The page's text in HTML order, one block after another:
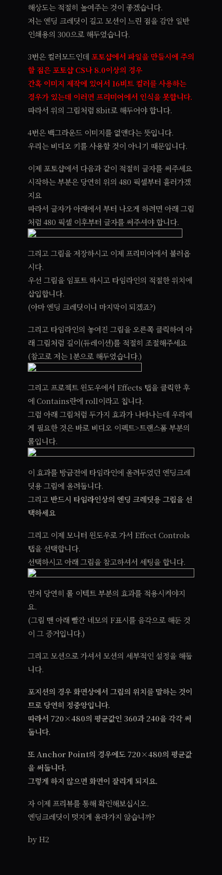
해상도는 적절히 높여주는 것이 좋겠습니다.
저는 엔딩 크레딧이 길고 모션이 느린 점을 감안 일반
인쇄용의 300으로 해두었습니다.
3번은 컬러모드인데 포토샵에서 파일을 만들시에 주의
할 점은 포토샵 CS나 8.0이상의 경우
간혹 이미지 제작에 있어서 16비트 컬러를 사용하는
경우가 있는데 이러면 프리미어에서 인식을 못합니다.
따라서 위의 그림처럼 8bit로 해두어야 합니다.
4번은 백그라운드 이미지를 없앤다는 뜻입니다.
우리는 비디오 키를 사용할 것이 아니기 때문입니다.
이제 포토샵에서 다음과 같이 적절히 글자를 써주세요
시작하는 부분은 당연히 위의 480 픽셀부터 흘러가겠
지요
따라서 글자가 아래에서 부터 나오게 하려면 아래 그림
처럼 480 픽셀 이후부터 글자를 써주셔야 합니다.
그리고 그림을 저장하시고 이제 프리미어에서 불러옵
시다.
우선 그림을 임포트 하시고 타임라인의 적절한 위치에
삽입합니다.
(아마 엔딩 크레딧이니 마지막이 되겠죠?)
그리고 타임라인의 놓여진 그림을 오른쪽 클릭하여 아
래 그림처럼 길이(듀레이션)를 적절히 조절해주세요
(참고로 저는 1분으로 해두었습니다.)
그리고 프로젝트 윈도우에서 Effects 탭을 클릭한 후
에 Contains란에 roll이라고 칩니다.
그럼 아래 그림처럼 두가지 효과가 나타나는데 우리에
게 필요한 것은 바로 비디오 이펙트>트랜스폼 부분의
롤입니다.
이 효과를 방금전에 타임라인에 올려두었던 엔딩크레
딧용 그림에 올려둡니다.
그리고반드시 타임라인상의 엔딩 크레딧용 그림을 선
택하세요
그리고 이제 모니터 윈도우로 가서 Effect Controls
탭을 선택합니다.
선택하시고 아래 그림을 참고하셔서 세팅을 합니다.
먼저 당연히 롤 이텍트 부분의 효과를 적용시켜야지
요.
(그림 맨 아래 빨간 네모의 F표시를 음각으로 해둔 것
이 그 증거입니다.)
그리고 모션으로 가셔서 모션의 세부적인 설정을 해둡
니다.
포지션의 경우 화면상에서 그림의 위치를 말하는 것이
므로 당연히 정중앙입니다.
따라서 720×480의 평균값인 360과 240을 각각 써
둡니다.
또 Anchor Point의 경우에도 720×480의 평균값
을 써둡니다.
그렇게 하지 않으면 화면이 잘리게 되지요.
자 이제 프리뷰를 통해 확인해보십시오.
엔딩크레딧이 멋지게 올라가지 않습니까?
by H2